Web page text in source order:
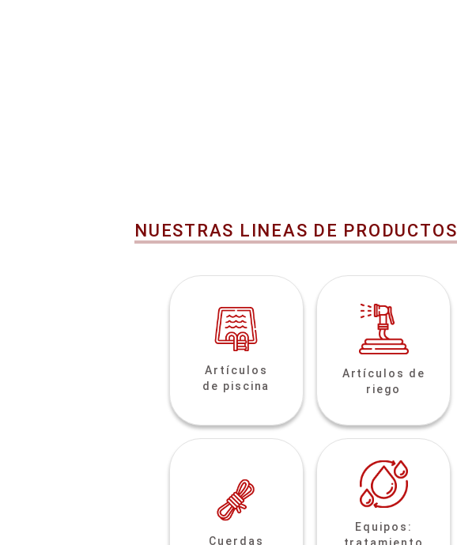
NUESTRAS LINEAS DE PRODUCTOS
Artículos
de piscina
Artículos de
riego
Cuerdas
Equipos: